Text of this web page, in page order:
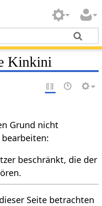
Kinkini
Grund nicht
beschränkt, die der
Seite betrachten